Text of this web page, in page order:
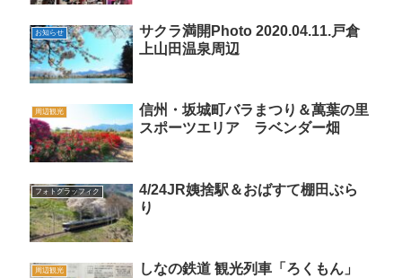
お知らせ
サクラ満開Photo 2020.04.11.戸倉
上山田温泉周辺
周辺観光
信州・坂城町バラまつり＆萬葉の里
スポーツエリア ラベンダー畑
フォトグラッフィク
4/24JR姨捨駅＆おばすて棚田ぶら
り
周辺観光
しなの鉄道 観光列車「ろくもん」